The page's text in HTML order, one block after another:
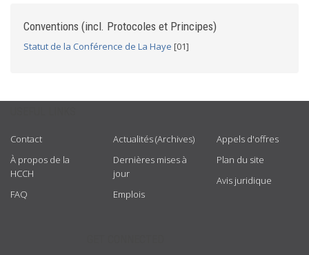
Conventions (incl. Protocoles et Principes)
Statut de la Conférence de La Haye [01]
Contact
À propos de la
HCCH
FAQ
Actualités (Archives)
Dernières mises à
jour
Emplois
Appels d'offres
Plan du site
Avis juridique